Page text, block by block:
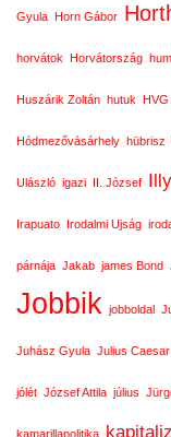
Gyula Horn Gábor
horvátok Horvátország
Huszárik Zoltán hutuk HVG
Hódmezővásárhely hübrisz
Ulászló igazi II. József
Irapuato Irodalmi Ujság
párnája Jakab james Bond
Jobbik jobboldal
Juhász Gyula Julius Caesar
jólét József Attila július
kamarillapolitika